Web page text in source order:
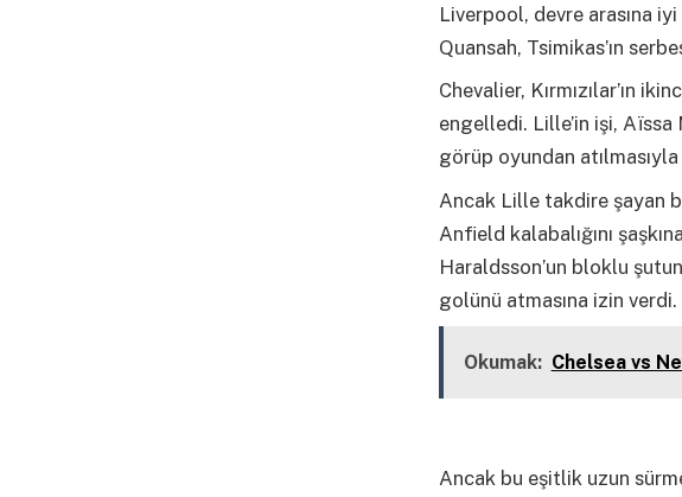
Liverpool, devre arasına
Quansah, Tsimikas’ın
Chevalier, Kırmızılar’ın
engelledi. Lille’in işi, Aïssa
görüp oyundan
Ancak Lille takdire şayan
Anfield kalabalığını
Haraldsson’un bloklu
golünü atmasına izin verdi.
Okumak: Chelsea vs
Ancak bu eşitlik uzun